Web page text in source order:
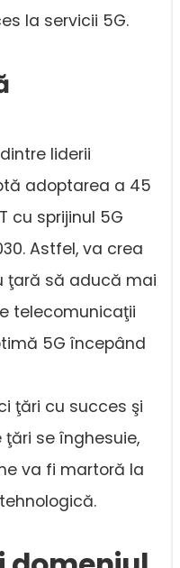
la servicii 5G.
liderii
adoptarea a 45
cu sprijinul 5G
Astfel, va crea
ţară să aducă mai
telecomunicaţii
5G începând
ţări cu succes şi
se înghesuie,
va fi martoră la